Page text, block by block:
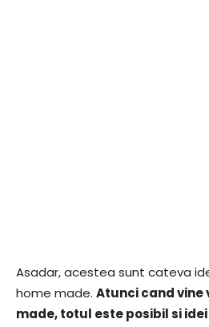
Asadar, acestea sunt cateva
home made. Atunci cand vine
made, totul este posibil si